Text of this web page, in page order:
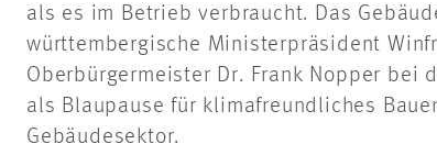
als es im Betrieb verbraucht. Das
württembergische Ministerpräsident
Oberbürgermeister Dr. Frank Nopper bei
als Blaupause für klimafreundliches
Gebäudesektor.